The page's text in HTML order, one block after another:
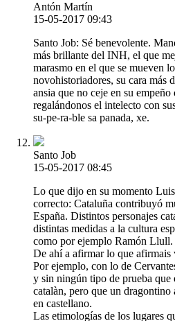
Antón Martín
15-05-2017 09:43
Santo Job: Sé benevolente.
más brillante del INH, el que
marasmo en el que se mueven
novohistoriadores, su cara más
ansia que no ceje en su
regalándonos el intelecto con
su-pe-ra-ble sa panada, xe.
Santo Job
15-05-2017 08:45
Lo que dijo en su momento
correcto: Cataluña contribuyó
España. Distintos personajes
distintas medidas a la cultura
como por ejemplo Ramón Llull.
De ahí a afirmar lo que afirmais
Por ejemplo, con lo de
y sin ningún tipo de prueba que
catalàn, pero que un
en castellano.
Las etimologías de los lugares